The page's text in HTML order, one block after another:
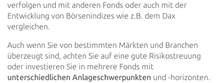
verfolgen und mit anderen Fonds oder auch mit der
Entwicklung von Börsenindizes wie z.B. dem Dax
vergleichen.
Auch wenn Sie von bestimmten Märkten und Branchen
überzeugt sind, achten Sie auf eine gute Risikostreuung
oder investieren Sie in mehrere Fonds mit
unterschiedlichen Anlageschwerpunkten und -horizonten.